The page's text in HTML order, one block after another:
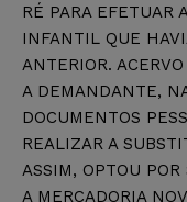
RÉ PARA EFETUAR
INFANTIL QUE
ANTERIOR.
A DEMANDANTE,
DOCUMENTOS
REALIZAR A
ASSIM, OPTOU
A MERCADORIA